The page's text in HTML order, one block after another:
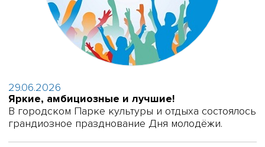
29.06.2026
Яркие, амбициозные и лучшие!
В городском Парке культуры и отдыха состоялось
грандиозное празднование Дня молодёжи.